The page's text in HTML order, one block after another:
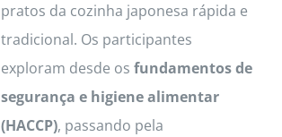
pratos da cozinha japonesa rápida e
tradicional. Os participantes
exploram desde os fundamentos de
segurança e higiene alimentar
(HACCP), passando pela